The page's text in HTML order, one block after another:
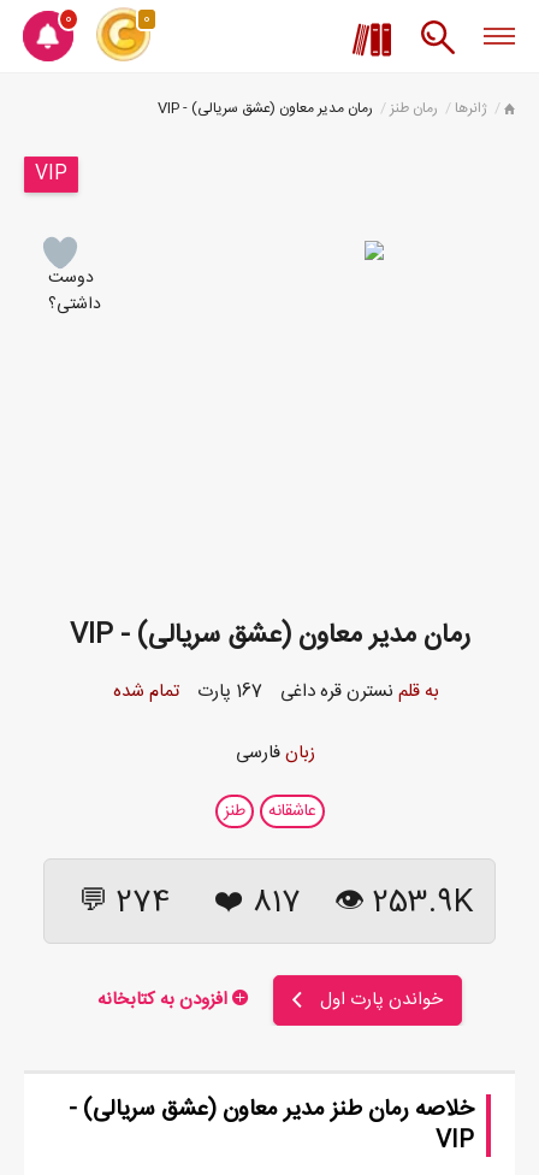
0 0
ژانرها رمان طنز رمان مدیر معاون (عشق سریالی) - VIP
VIP
دوست
داشتی؟
رمان مدیر معاون (عشق سریالی) - VIP
به قلم نسترن قره داغی 167 پارت تمام شده
زبانفارسی
عاشقانه طنز
253.9K 👁
817
❤️
274 💬
خواندن پارت اول افزودن به کتابخانه
خلاصه رمان طنز مدیر معاون (عشق سریالی) -
VIP